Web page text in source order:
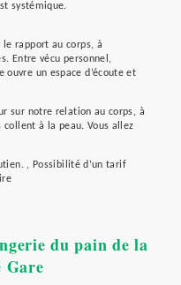
systémique.
rapport au corps, à
Entre vécu personnel,
un espace d’écoute et
sur notre relation au corps, à
à la peau. Vous allez
, Possibilité d’un tarif
du pain de la
Gare